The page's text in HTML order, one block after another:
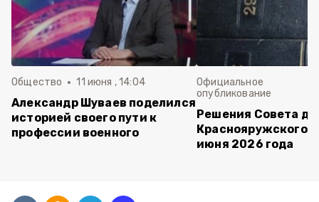
Общество 11 июня , 14:04
Александр Шуваев поделился
историей своего пути к
профессии военного
Официальное
опубликование
Решения Совета
Краснояружского
июня 2026 года